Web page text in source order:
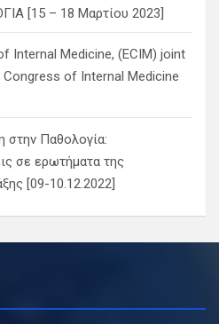
[15 – 18 Μαρτίου 2023]
Internal Medicine, (ECIM) joint
of Internal Medicine
στην Παθολογία:
σε ερωτήματα της
[09-10.12.2022]